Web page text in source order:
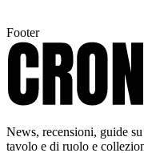
Footer
News, recensioni, guide
tavolo e di ruolo e